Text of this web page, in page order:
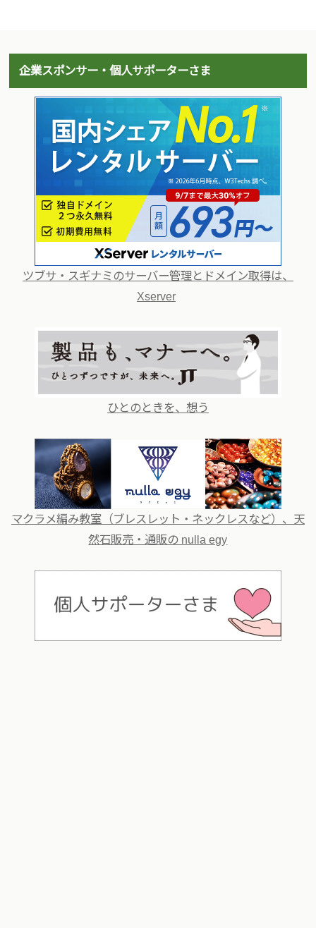
企業スポンサー・個人サポーターさま
ツブサ・スギナミのサーバー管理とドメイン取得は、
Xserver
ひとのときを、想う
マクラメ編み教室（ブレスレット・ネックレスなど）、天
然石販売・通販の nulla egy